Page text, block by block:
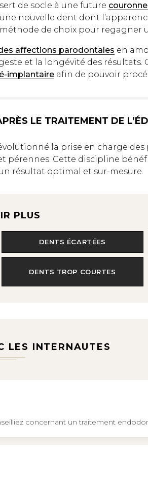
sert de socle à une future
nouvelle dent dont
méthode de choix pour regagner
affections parodontales en
et la longévité des résultats.
implantaire afin de pouvoir
LE TRAITEMENT DE
la prise en charge
pérennes. Cette discipline
résultat optimal et sur-mesure.
PLUS
DENTS ÉCARTÉES
DENTS TROP COURTES
LES INTERNAUTES
concernant un traitement